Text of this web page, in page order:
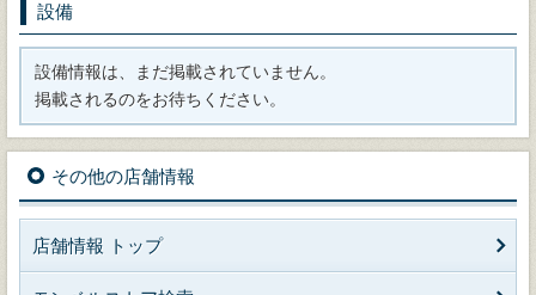
設備
設備情報は、まだ掲載されていません。
掲載されるのをお待ちください。
その他の店舗情報
店舗情報 トップ